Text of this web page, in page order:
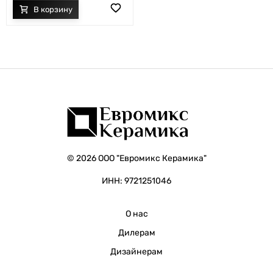
© 2026 ООО "Евромикс Керамика"
ИНН: 9721251046
О нас
Дилерам
Дизайнерам